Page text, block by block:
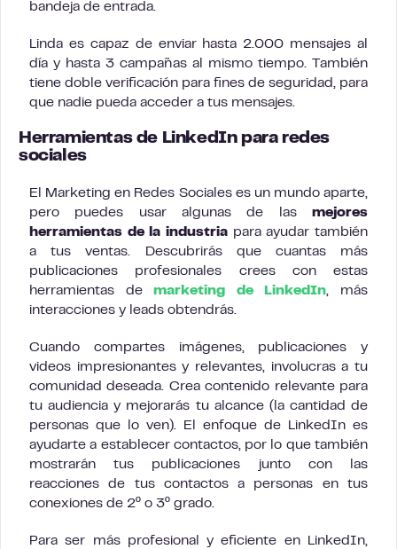
bandeja de entrada.
Linda es capaz de enviar hasta 2.000 mensajes al
día y hasta 3 campañas al mismo tiempo. También
tiene doble verificación para fines de seguridad, para
que nadie pueda acceder a tus mensajes.
Herramientas de LinkedIn para redes
sociales
El Marketing en Redes Sociales es un mundo aparte,
pero puedes usar algunas de las mejores
herramientas de la industria para ayudar también
a tus ventas. Descubrirás que cuantas más
publicaciones profesionales crees con estas
herramientas demarketing de LinkedIn, más
interacciones y leads obtendrás.
Cuando compartes imágenes, publicaciones y
videos impresionantes y relevantes, involucras a tu
comunidad deseada. Crea contenido relevante para
tu audiencia y mejorarás tu alcance (la cantidad de
personas que lo ven). El enfoque de LinkedIn es
ayudarte a establecer contactos, por lo que también
mostrarán tus publicaciones junto con las
reacciones de tus contactos a personas en tus
conexiones de 2º o 3º grado.
Para ser más profesional y eficiente en LinkedIn,